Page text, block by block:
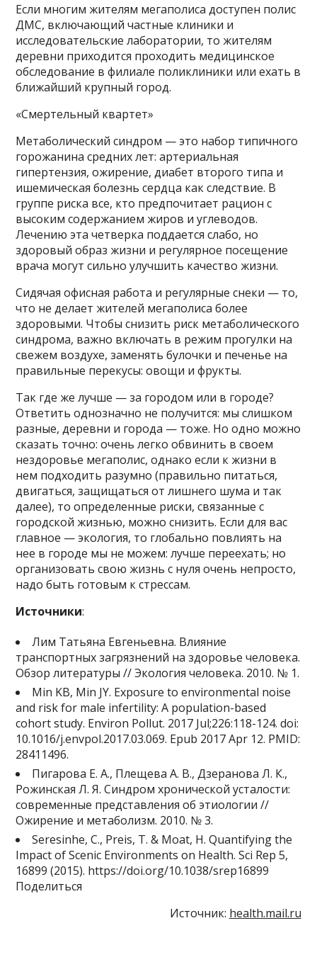
Если многим жителям мегаполиса доступен полис
ДМС, включающий частные клиники и
исследовательские лаборатории, то жителям
деревни приходится проходить медицинское
обследование в филиале поликлиники или ехать в
ближайший крупный город.
«Смертельный квартет»
Метаболический синдром — это набор типичного
горожанина средних лет: артериальная
гипертензия, ожирение, диабет второго типа и
ишемическая болезнь сердца как следствие. В
группе риска все, кто предпочитает рацион с
высоким содержанием жиров и углеводов.
Лечению эта четверка поддается слабо, но
здоровый образ жизни и регулярное посещение
врача могут сильно улучшить качество жизни.
Сидячая офисная работа и регулярные снеки — то,
что не делает жителей мегаполиса более
здоровыми. Чтобы снизить риск метаболического
синдрома, важно включать в режим прогулки на
свежем воздухе, заменять булочки и печенье на
правильные перекусы: овощи и фрукты.
Так где же лучше — за городом или в городе?
Ответить однозначно не получится: мы слишком
разные, деревни и города — тоже. Но одно можно
сказать точно: очень легко обвинить в своем
нездоровье мегаполис, однако если к жизни в
нем подходить разумно (правильно питаться,
двигаться, защищаться от лишнего шума и так
далее), то определенные риски, связанные с
городской жизнью, можно снизить. Если для вас
главное — экология, то глобально повлиять на
нее в городе мы не можем: лучше переехать; но
организовать свою жизнь с нуля очень непросто,
надо быть готовым к стрессам.
Источники:
Лим Татьяна Евгеньевна. Влияние
транспортных загрязнений на здоровье человека.
Обзор литературы // Экология человека. 2010. № 1.
Min KB, Min JY. Exposure to environmental noise
and risk for male infertility: A population-based
cohort study. Environ Pollut. 2017 Jul;226:118-124. doi:
10.1016/j.envpol.2017.03.069. Epub 2017 Apr 12. PMID:
28411496.
Пигарова Е. А., Плещева А. В., Дзеранова Л. К.,
Рожинская Л. Я. Синдром хронической усталости:
современные представления об этиологии //
Ожирение и метаболизм. 2010. № 3.
Seresinhe, C., Preis, T. & Moat, H. Quantifying the
Impact of Scenic Environments on Health. Sci Rep 5,
16899 (2015). https://doi.org/10.1038/srep16899
Поделиться
Источник: health.mail.ru